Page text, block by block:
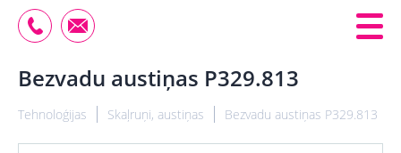
Bezvadu austiņas P329.813
Tehnoloģijas Skaļruņi, austiņas Bezvadu austiņas P329.813